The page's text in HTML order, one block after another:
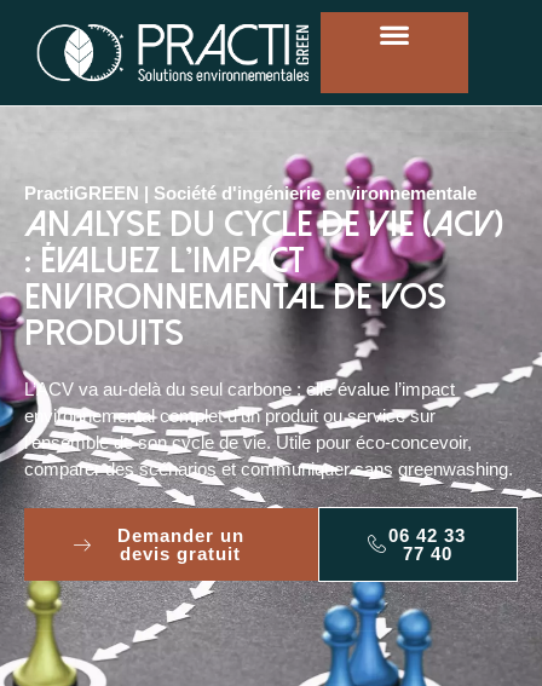
PractiGREEN | Société d'ingénierie environnementale
Analyse du cycle de vie (ACV)
: évaluez l'impact
environnemental de vos
produits
L’ACV va au-delà du seul carbone : elle évalue l’impact
environnemental complet d’un produit ou service sur
l’ensemble de son cycle de vie. Utile pour éco-concevoir,
comparer des scénarios et communiquer sans greenwashing.
Demander un
devis gratuit
06 42 33
77 40